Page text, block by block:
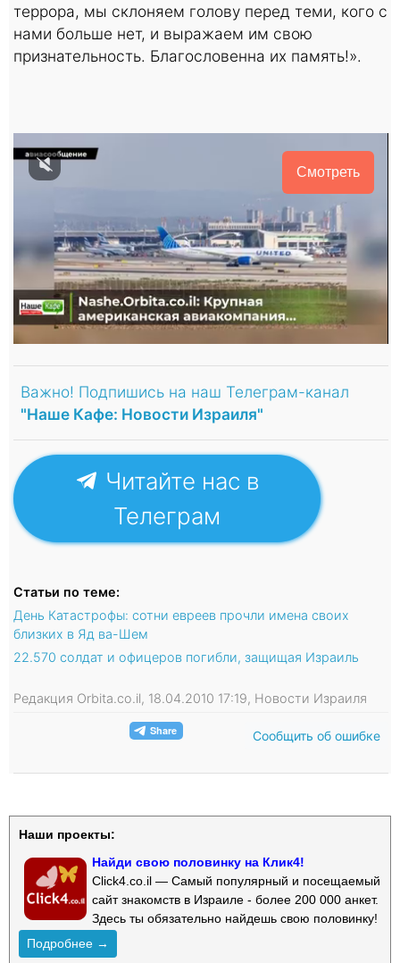
террора, мы склоняем голову перед теми, кого с
нами больше нет, и выражаем им свою
признательность. Благословенна их память!».
Смотреть
Важно! Подпишись на наш Телеграм-канал
"Наше Кафе: Новости Израиля"
Читайте нас в
Телеграм
Статьи по теме:
День Катастрофы: сотни евреев прочли имена своих
близких в Яд ва-Шем
22.570 солдат и офицеров погибли, защищая Израиль
Редакция Orbita.co.il, 18.04.2010 17:19, Новости Израиля
Сообщить об ошибке
Наши проекты:
Найди свою половинку на Клик4!
Click4.co.il — Самый популярный и посещаемый
сайт знакомств в Израиле - более 200 000 анкет.
Здесь ты обязательно найдешь свою половинку!
Подробнее →